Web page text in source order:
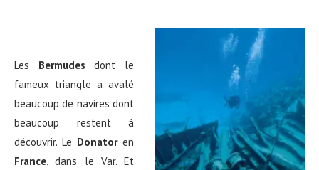
Les Bermudes dont le
fameux triangle a avalé
beaucoup de navires dont
beaucoup restent à
découvrir. Le Donatoren
France, dans le Var. Et